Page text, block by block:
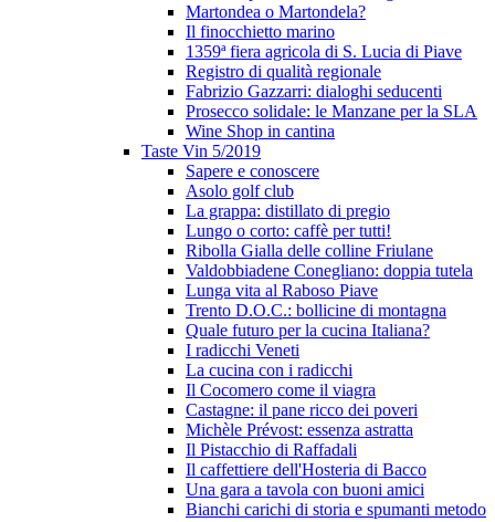
Martondea o Martondela?
Il finocchietto marino
1359ª fiera agricola di S. Lucia di Piave
Registro di qualità regionale
Fabrizio Gazzarri: dialoghi seducenti
Prosecco solidale: le Manzane per la SLA
Wine Shop in cantina
Taste Vin 5/2019
Sapere e conoscere
Asolo golf club
La grappa: distillato di pregio
Lungo o corto: caffè per tutti!
Ribolla Gialla delle colline Friulane
Valdobbiadene Conegliano: doppia tutela
Lunga vita al Raboso Piave
Trento D.O.C.: bollicine di montagna
Quale futuro per la cucina Italiana?
I radicchi Veneti
La cucina con i radicchi
Il Cocomero come il viagra
Castagne: il pane ricco dei poveri
Michèle Prévost: essenza astratta
Il Pistacchio di Raffadali
Il caffettiere dell'Hosteria di Bacco
Una gara a tavola con buoni amici
Bianchi carichi di storia e spumanti metodo